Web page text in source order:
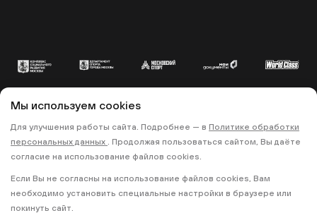
Фестивальная площадка на
бульваре Дмитрия Донского
Стан»
© 2022 «МОСКОВСКИЙ СПОРТ»
• ПОЛИТИКА КОНФИДЕНЦИАЛЬНОСТИ •
ПРАВИЛА ЗАПИСИ НА ТРЕНИРОВКИ
Мы используем cookies
Для улучшения работы сайта. Подробнее — в Политике обработки
персональных данных . Продолжая пользоваться сайтом, Вы даёте
согласие на использование файлов cookies.
Если Вы не согласны на использование файлов cookies, Вам
необходимо установить специальные настройки в браузере или
покинуть сайт.